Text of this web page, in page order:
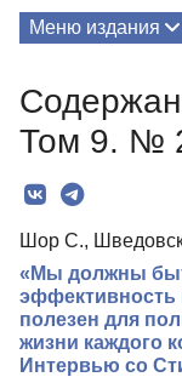
Меню издания
Редколлегия
Рубрики
Выпуски
Подписка
Контакты
Том 9. №
Шор С.,
«Мы должны
эффективность
полезен для
жизни каждого
Интервью со